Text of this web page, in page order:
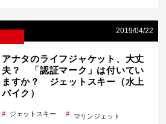
2019/04/22
アナタのライフジャケット、大丈
夫？ 「認証マーク」は付いてい
ますか？ ジェットスキー（水上
バイク）
ジェットスキー マリンジェット